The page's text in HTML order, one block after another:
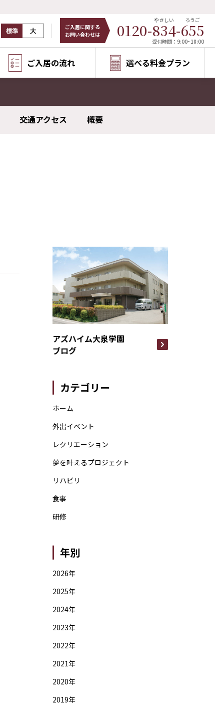
標準 大
ご入居に関する
お問い合わせは
0120-834
やさしい
-655
ろうご
受付時間：9:00~18:00
ご入居の流れ 選べる料金プラン
交通アクセス 概要
アズハイム大泉学園
ブログ
カテゴリー
ホーム
外出イベント
レクリエーション
夢を叶えるプロジェクト
リハビリ
食事
研修
年別
2026年
2025年
2024年
2023年
2022年
2021年
2020年
2019年